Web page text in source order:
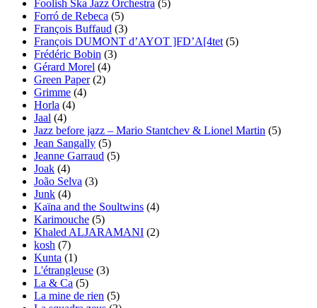
Foolish Ska Jazz Orchestra (5)
Forró de Rebeca (5)
François Buffaud (3)
François DUMONT d’AYOT ]FD’A[4tet (5)
Frédéric Bobin (3)
Gérard Morel (4)
Green Paper(2)
Grimme (4)
Horla (4)
Jaal (4)
Jazz before jazz – Mario Stantchev & Lionel Martin (5)
Jean Sangally (5)
Jeanne Garraud (5)
Joak (4)
João Selva (3)
Junk (4)
Kaïna and the Soultwins (4)
Karimouche (5)
Khaled ALJARAMANI (2)
kosh (7)
Kunta (1)
L'étrangleuse (3)
La & Ca (5)
La mine de rien (5)